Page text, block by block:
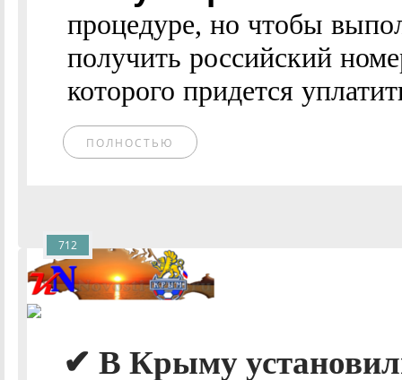
процедуре, но чтобы
получить российский
которого придется
ПОЛНОСТЬЮ
✔ В Крыму
712